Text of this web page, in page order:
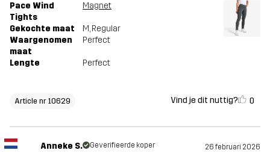
Pace Wind
Tights
Magnet
Gekochte maat M, Regular
Waargenomen
maat
Perfect
Lengte Perfect
Article nr 10629 Vind je dit nuttig? 0
Anneke S. Geverifieerde koper 26 februari 2026